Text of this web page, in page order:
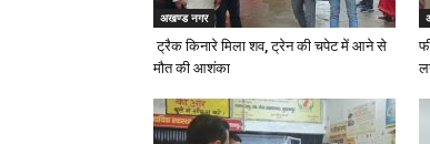
अखण्ड नगर
ट्रैक किनारे मिला शव, ट्रेन की चपेट में आने से
मौत की आशंका